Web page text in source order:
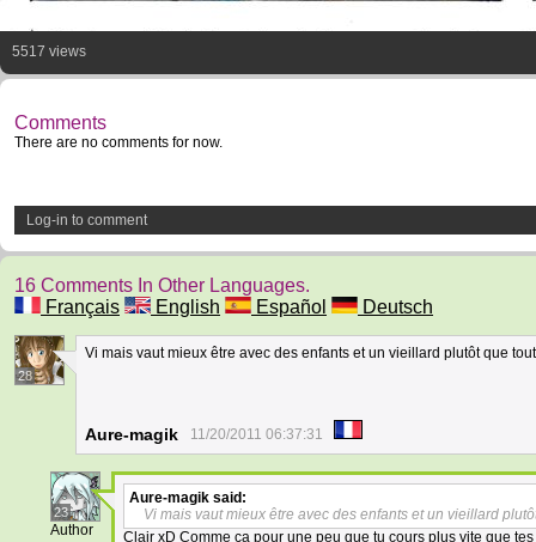
5517 views
Comments
There are no comments for now.
Log-in to comment
16 Comments In Other Languages.
Français
English Español Deutsch
28
Vi mais vaut mieux être avec des enfants et un vieillard plutôt que
Aure-magik 11/20/2011 06:37:31
23
Author
Aure-magik said:
Vi mais vaut mieux être avec des enfants et un vieillard
Clair xD Comme ça pour une peu que tu cours plus vite que